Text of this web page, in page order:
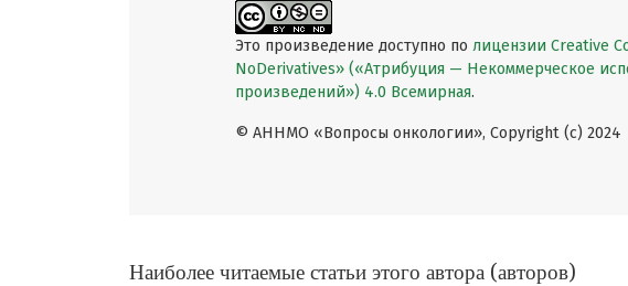
Это произведение доступно по лицензии Creative
NoDerivatives» («Атрибуция — Некоммерческое
произведений») 4.0 Всемирная.
© АННМО «Вопросы онкологии», Copyright (c) 2024
Наиболее читаемые статьи этого автора (авторов)